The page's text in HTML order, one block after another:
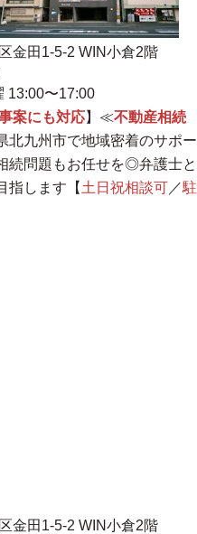
金田1-5-2 WIN小倉2階
13:00〜17:00
案にも対応】≪不動産相続
北九州市で地域密着のサポー
続問題もお任せを◎弁護士と
指します【 土日祝相談可 ／駐
金田1-5-2 WIN小倉2階